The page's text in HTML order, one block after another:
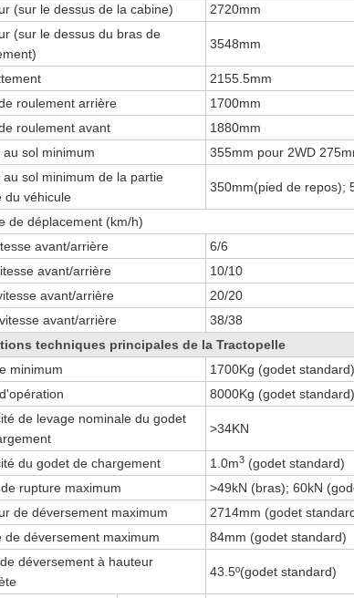
(sur le dessus de la cabine) 2720mm
(sur le dessus du bras de
3548mm
2155.5mm
roulement arrière
1700mm
roulement avant
1880mm
au sol minimum 355mm pour 2WD
au sol minimum de la partie
du véhicule
350mm(pied de repos);
de déplacement (km/h)
avant/arrière
6/6
avant/arrière
10/10
avant/arrière
20/20
avant/arrière
38/38
techniques principales de la Tractopelle
minimum
1700Kg (godet standard)
8000Kg (godet standard)
de levage nominale du godet
>34KN
du godet de chargement 1.0m3 (godet standard)
rupture maximum
>49kN (bras); 60kN
de déversement maximum
2714mm (godet
de déversement maximum 84mm (godet standard)
déversement à hauteur
43.5º(godet standard)